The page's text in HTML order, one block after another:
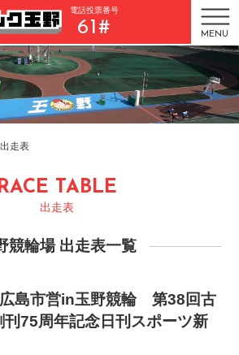
電話投票番号
61# MENU
出走表
TABLE
出走表
競輪場 出走表一覧
島市営in玉野競輪 第38回古
刊75周年記念日刊スポーツ新